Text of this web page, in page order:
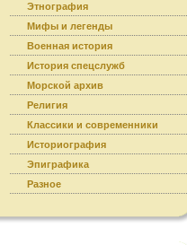
Этнография
Мифы и легенды
Военная история
История спецслужб
Морской архив
Религия
Классики и современники
Историография
Эпиграфика
Разное